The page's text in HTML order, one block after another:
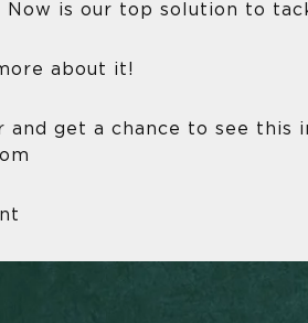
Now is our top solution to
about it!
and get a chance to see this